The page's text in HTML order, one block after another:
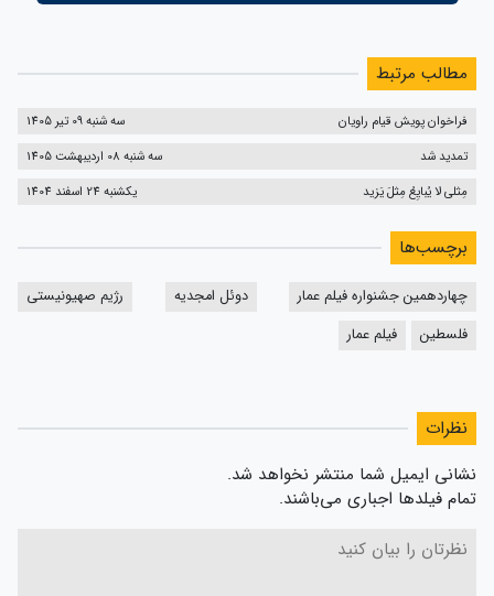
مطالب مرتبط
فراخوان پویش قیام راویان
سه شنبه 09 تیر 1405
تمدید شد
سه شنبه 08 اردیبهشت 1405
مِثلی لا یُبایِعُ مِثلَ یَزید
یکشنبه 24 اسفند 1404
برچسب‌ها
چهاردهمین جشنواره فیلم عمار دوئل امجدیه
رژیم صهیونیستی
فلسطین
فیلم عمار
نظرات
نشانی ایمیل شما منتشر نخواهد شد.
تمام فیلدها اجباری می‌باشند.